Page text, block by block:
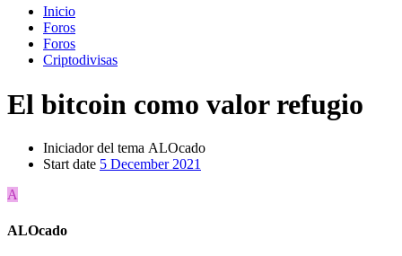
Inicio
Foros
Foros
Criptodivisas
El bitcoin como valor refugio
Iniciador del tema ALOcado
Start date 5 December 2021
A
ALOcado